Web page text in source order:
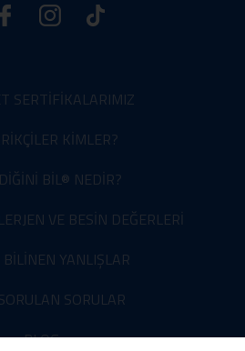
SERTİFİKALARIMIZ
KİMLER?
BİL® NEDİR?
VE BESİN DEĞERLERİ
BİLİNEN YANLIŞLAR
SORULAR
BLOG